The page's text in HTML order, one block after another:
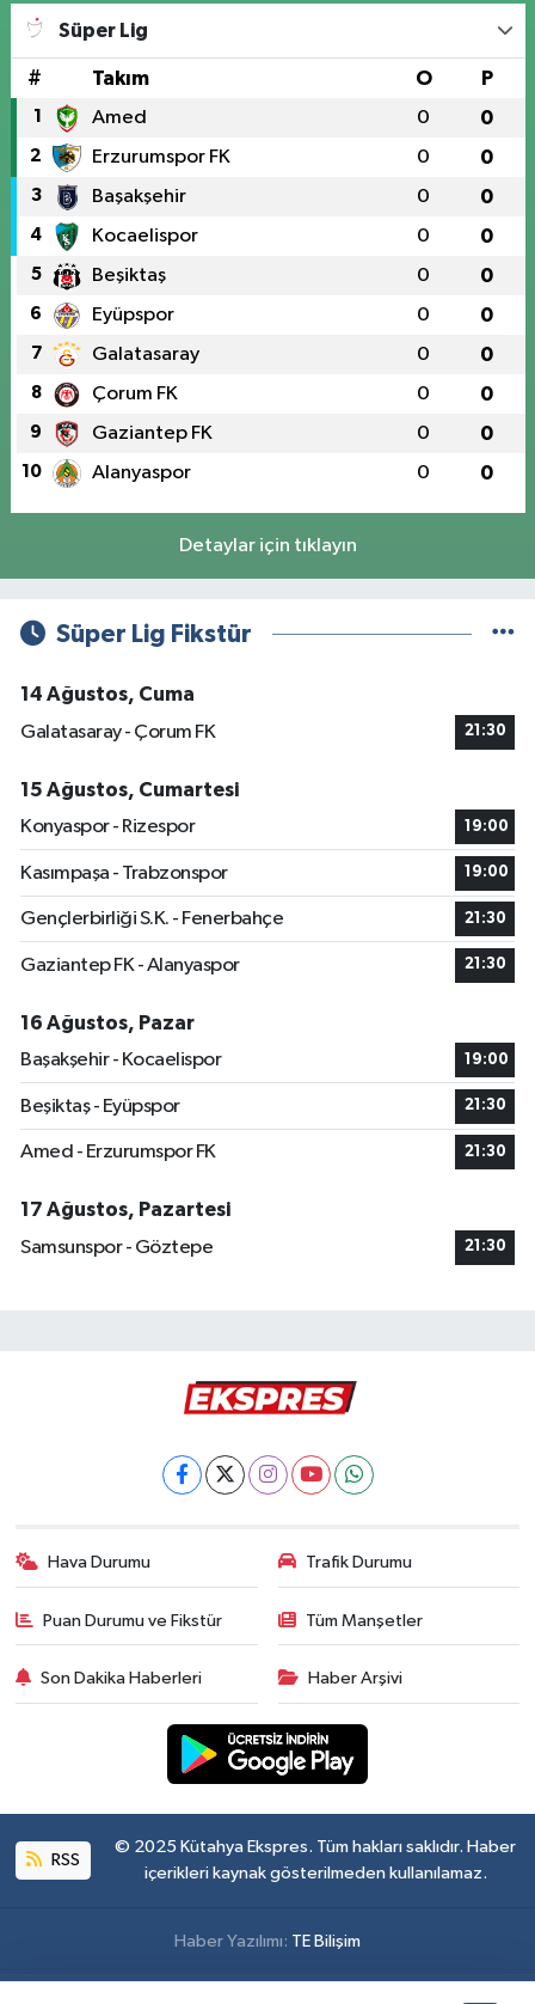
Süper Lig
# Takım O P
1 Amed 0 0
2 Erzurumspor FK 0 0
3 Başakşehir 0 0
4 Kocaelispor 0 0
5 Beşiktaş 0 0
6 Eyüpspor 0 0
7 Galatasaray 0 0
8 Çorum FK 0 0
9 Gaziantep FK 0 0
10 Alanyaspor 0 0
Detaylar için tıklayın
Süper Lig Fikstür
14 Ağustos, Cuma
Galatasaray - Çorum FK
21:30
15 Ağustos, Cumartesi
Konyaspor - Rizespor
19:00
Kasımpaşa - Trabzonspor 19:00
Gençlerbirliği S.K. - Fenerbahçe 21:30
Gaziantep FK - Alanyaspor 21:30
16 Ağustos, Pazar
Başakşehir - Kocaelispor
19:00
Beşiktaş - Eyüpspor 21:30
Amed - Erzurumspor FK 21:30
17 Ağustos, Pazartesi
Samsunspor - Göztepe
21:30
Hava Durumu Trafik Durumu
Puan Durumu ve Fikstür Tüm Manşetler
Son Dakika Haberleri Haber Arşivi
RSS
© 2025 Kütahya Ekspres. Tüm hakları saklıdır. Haber
içerikleri kaynak gösterilmeden kullanılamaz.
Haber Yazılımı: TE Bilişim